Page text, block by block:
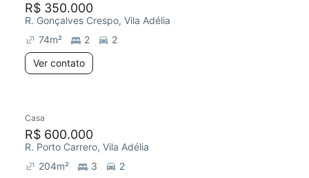
R$ 350.000
R. Gonçalves Crespo, Vila Adélia
74m² 2
2
Ver contato
Chegou este mês
Casa
R$ 600.000
R. Porto Carrero, Vila Adélia
204m² 3
2